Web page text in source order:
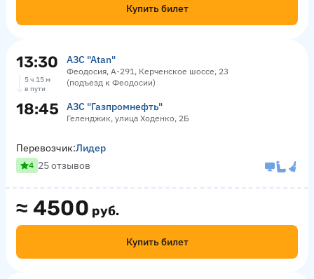
Купить билет
13:30 АЗС "Atan"
Феодосия, А-291, Керченское шоссе, 23
(подъезд к Феодосии)
5 ч 15 м
в пути
18:45 АЗС "Газпромнефть"
Геленджик, улица Ходенко, 2Б
≈ 4500 руб.
Купить билет
Перевозчик:Лидер
4 25 отзывов